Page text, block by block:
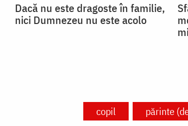
Dacă nu este dragoste în familie,
nici Dumnezeu nu este acolo
copil părinte